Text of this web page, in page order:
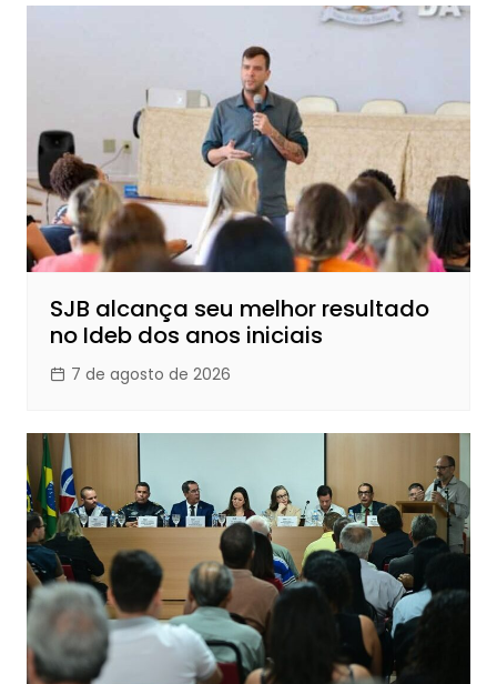
SJB alcança seu melhor resultado
no Ideb dos anos iniciais
7 de agosto de 2026